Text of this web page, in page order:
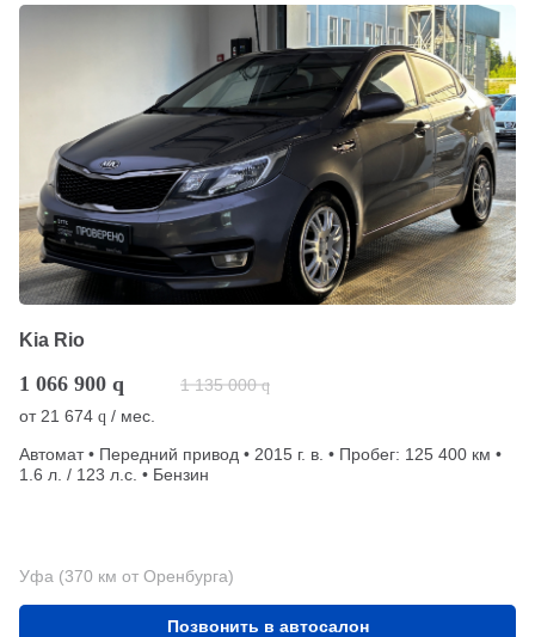
Kia Rio
1 066 900 q 1 135 000 q
от 21 674 q / мес.
Автомат • Передний привод • 2015 г. в. • Пробег: 125 400 км •
1.6 л. / 123 л.с. • Бензин
Уфа (370 км от Оренбурга)
Позвонить в автосалон